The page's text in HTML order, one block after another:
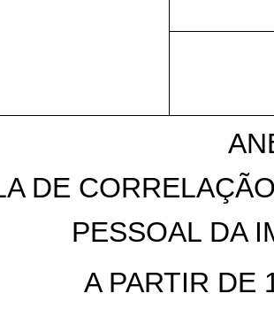
DE
PESSOAL DA
A PARTIR DE